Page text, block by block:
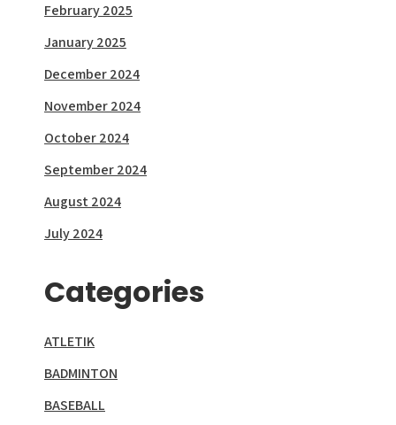
February 2025
January 2025
December 2024
November 2024
October 2024
September 2024
August 2024
July 2024
Categories
ATLETIK
BADMINTON
BASEBALL